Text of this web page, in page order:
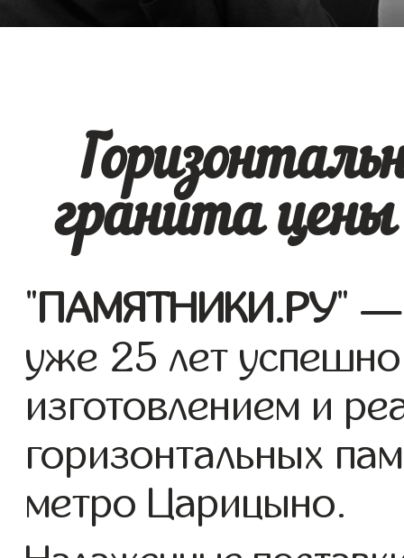
гранита
"ПАМЯТНИКИ.РУ" —
уже 25 лет
изготовлением и
горизонтальных
метро Царицыно.